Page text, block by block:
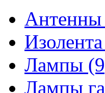
Изолента
Лампы
Лампы